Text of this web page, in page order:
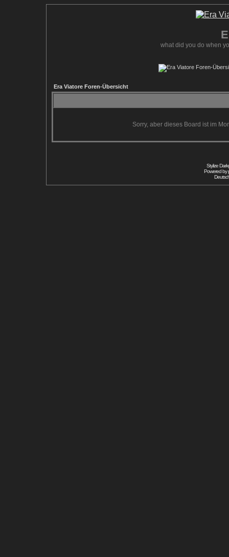
what did you do when
Era Viatore Foren-Übersicht
Sorry, aber dieses Board ist im
Stylize
Powered by